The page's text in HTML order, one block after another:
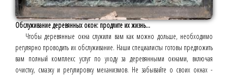
Обслуживание деревянных окон: продлите их жизнь...
Чтобы деревянные окна служили вам как можно дольше, необходимо
регулярно проводить их обслуживание. Наши специалисты готовы предложить
вам полный комплекс услуг по уходу за деревянными окнами, включая
очистку, смазку и регулировку механизмов. Не забывайте о своих окнах -